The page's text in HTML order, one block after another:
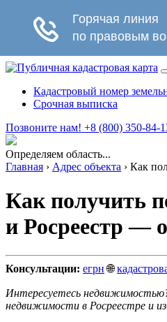
Кадастровый номер
Срочная выписка
Позвоните нам! +8 (800) 350-84-
Определяем область...
Главная › Адрес объекта › Как
Как получить
и Росреестр —
Консультации: егрн🌐
Интересуетесь
недвижимости в Росреестре и